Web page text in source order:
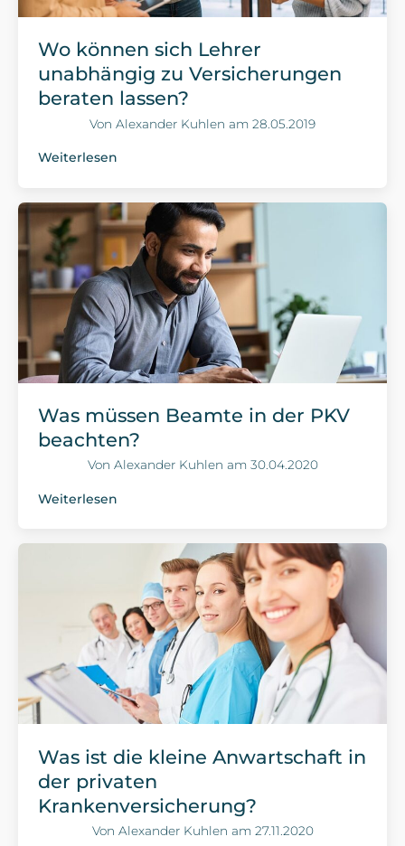
Wo können sich Lehrer
unabhängig zu Versicherungen
beraten lassen?
Von Alexander Kuhlen am 28.05.2019
Weiterlesen
Was müssen Beamte in der PKV
beachten?
Von Alexander Kuhlen am 30.04.2020
Weiterlesen
Was ist die kleine Anwartschaft in
der privaten
Krankenversicherung?
Von Alexander Kuhlen am 27.11.2020